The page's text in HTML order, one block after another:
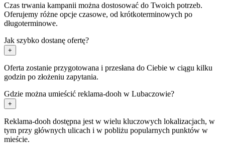
Czas trwania kampanii można dostosować do Twoich potrzeb.
Oferujemy różne opcje czasowe, od krótkoterminowych po
długoterminowe.
Jak szybko dostanę ofertę?
+
Oferta zostanie przygotowana i przesłana do Ciebie w ciągu kilku
godzin po złożeniu zapytania.
Gdzie można umieścić reklama-dooh w Lubaczowie?
+
Reklama-dooh dostępna jest w wielu kluczowych lokalizacjach, w
tym przy głównych ulicach i w pobliżu popularnych punktów w
mieście.